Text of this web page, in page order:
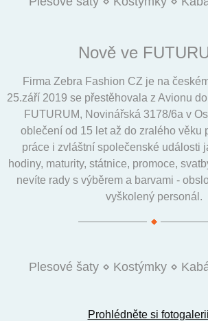
Nově ve
Firma Zebra Fashion CZ je na
25.září 2019 se přestěhovala z Avionu
FUTURUM, Novinářská 3178/6a v
oblečení od 15 let až do zralého věku
práce i zvláštní společenské události
hodiny, maturity, státnice, promoce,
nevíte rady s výběrem a barvami -
vyškolený personál.
Prohlédněte si